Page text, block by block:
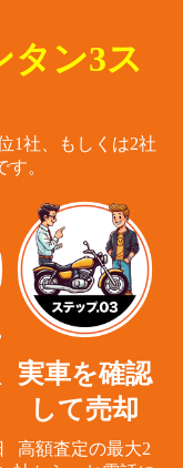
タン3ス
1社、もしくは2社
。
実車を確認
して売却
高額査定の最大2